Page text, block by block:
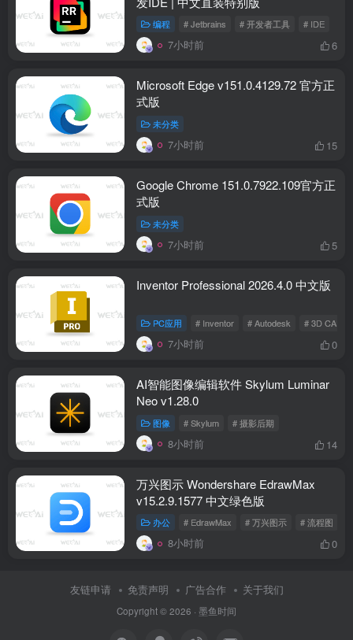
编程 # Jetbrains # 开发者工具 # IDE
7小时前 6
Microsoft Edge v151.0.4129.72 官方正
式版
未分类
7小时前 15
Google Chrome 151.0.7922.109官方正
式版
未分类
7小时前 5
Inventor Professional 2026.4.0 中文版
PC应用 # Inventor # Autodesk # 3D CAD
7小时前 0
AI智能图像编辑软件 Skylum Luminar
Neo v1.28.0
图像 # Skylum # 摄影后期
8小时前 14
万兴图示 Wondershare EdrawMax
v15.2.9.1577 中文绿色版
办公 # EdrawMax # 万兴图示 # 流程图
8小时前 0
友链申请 免责声明 广告合作 关于我们
Copyright © 2026 · 墨鱼时间